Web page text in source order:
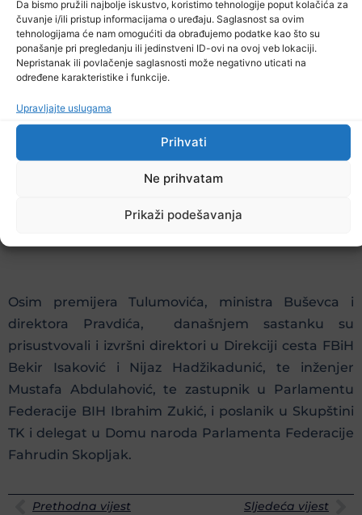
Da bismo pružili najbolje iskustvo, koristimo tehnologije poput kolačića za
čuvanje i/ili pristup informacijama o uređaju. Saglasnost sa ovim
tehnologijama će nam omogućiti da obrađujemo podatke kao što su
ponašanje pri pregledanju ili jedinstveni ID-ovi na ovoj veb lokaciji.
Nepristanak ili povlačenje saglasnosti može negativno uticati na
određene karakteristike i funkcije.
Upravljajte uslugama
Prihvati
Ne prihvatam
Prikaži podešavanja
kantona u narednim danima pripremi analizu i
stepen izvodivosti onih putnih pravaca, za koje
smatra da su prioritetni za rekonstrukciju, te da ih
do oktobra dostavi Federalnoj direkciji, kako bi oni
mogli ući u plan radova Direkcije u narednoj godini.
Osim radova na kružnom toku na Husinu, delegacije
magistranle ceste od Šićkog Broda prema
Osim premijera Tulumovića, ministra Buševca i
direktora Pravdića, današnjem sastanku su
prisustvovali i izvršni direktori u Direkciji cesta FBiH
Bekir Isaković i Nijaz Hadžikadunić, te inženjer
Mustafa Abdulahović, te zastupnik u Parlamentu
Federacije BIH Ibrahim Zukić, i poslanik u Skupštini
TK i delegat u Domu naroda Parlamenta Federacije
Fahrudin Skopljak.
Prethodna vijest Sljedeća vijest